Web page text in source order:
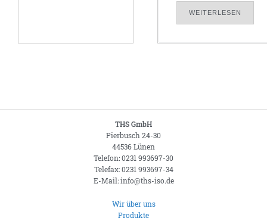
WEITERLESEN
THS GmbH
Pierbusch 24-30
44536 Lünen
Telefon: 0231 993697-30
Telefax: 0231 993697-34
E-Mail: info@ths-iso.de
Wir über uns
Produkte